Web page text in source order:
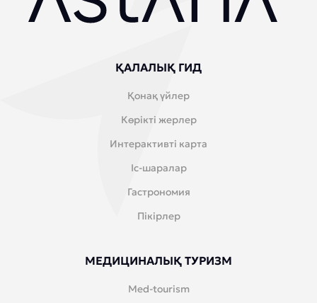
ҚАЛАЛЫҚ ГИД
Қонақ үйлер
Көрікті жерлер
Интерактивті карта
Іс-шаралар
Гастрономия
Пікірлер
МЕДИЦИНАЛЫҚ ТУРИЗМ
Med-tourism